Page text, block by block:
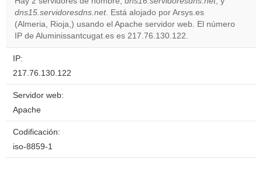
Do you
own this
website?
OK
dns15.servidoresdns.net. Está alojado por Arsys.es
(Almeria, Rioja,) usando el Apache servidor web. El número
IP de Aluminissantcugat.es es 217.76.130.122.
IP:
217.76.130.122
Servidor web:
Apache
Codificación:
iso-8859-1